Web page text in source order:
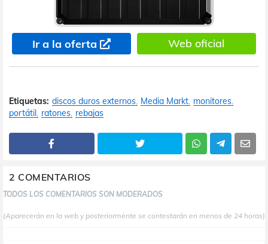
Ir a la oferta Web oficial
Etiquetas: discos duros externos Media Markt monitores
portátil ratones rebajas
2 COMENTARIOS
TODOS LOS COMENTARIOS SON MODERADOS
(Aparecerán en la web y posteriormente se contestarán en menos de 24 horas)